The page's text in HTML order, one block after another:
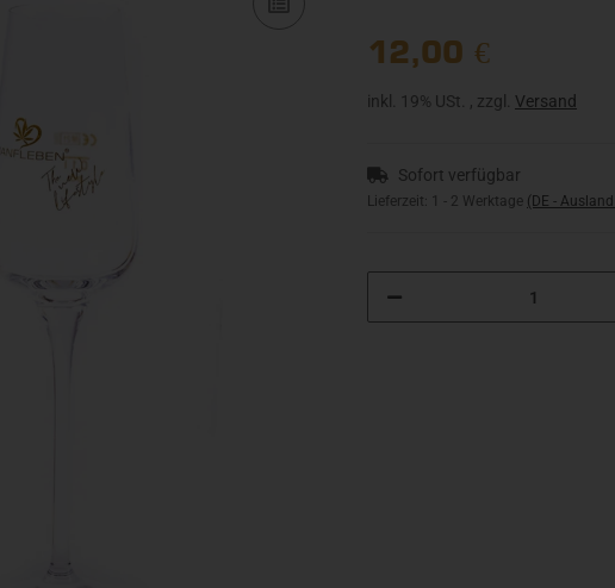
12,00 €
inkl. 19% USt. , zzgl. Versand
Sofort verfügbar
Lieferzeit: 1 - 2 Werktage (DE -